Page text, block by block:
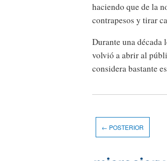
haciendo que de la
contrapesos y tirar
Durante una
volvió a abrir al
considera bastante
← POSTERIOR